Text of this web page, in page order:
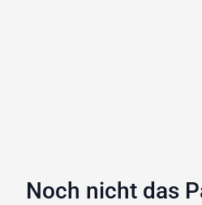
Noch nicht das